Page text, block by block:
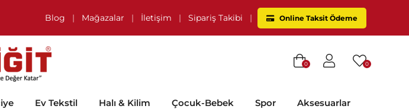
Blog | Mağazalar | İletişim | Sipariş Takibi | Online Taksit Ödeme
0
0
Ev Tekstil Halı & Kilim Çocuk-Bebek Spor Aksesuarlar